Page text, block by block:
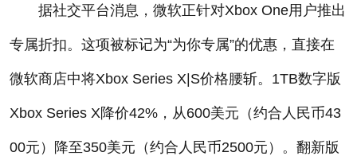
据社交平台消息，微软正针对Xbox One用户推出
专属折扣。这项被标记为“为你专属”的优惠，直接在
微软商店中将Xbox Series X|S价格腰斩。1TB数字版
Xbox Series X降价42%，从600美元（约合人民币43
00元）降至350美元（约合人民币2500元）。翻新版